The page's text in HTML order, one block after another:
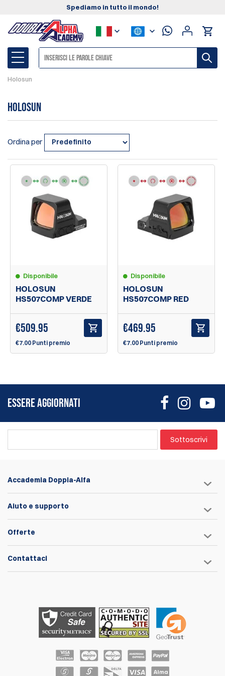
Spediamo in tutto il mondo!
Holosun
Holosun
Ordina per
Disponibile
HOLOSUN
HS507COMP VERDE
€509.95
€7.00 Punti premio
Disponibile
HOLOSUN
HS507COMP RED
€469.95
€7.00 Punti premio
ESSERE AGGIORNATI
Sottoscrivi
Accademia Doppia-Alfa
Aiuto e supporto
Offerte
Contattaci